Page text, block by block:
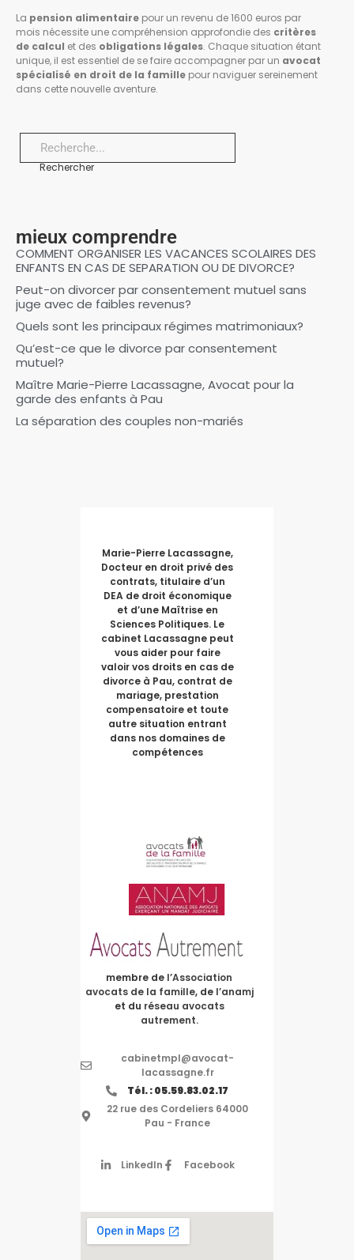
La pension alimentaire pour un revenu de 1600 euros par
mois nécessite une compréhension approfondie des critères
de calcul et des obligations légales. Chaque situation étant
unique, il est essentiel de se faire accompagner par un avocat
spécialisé en droit de la famille pour naviguer sereinement
dans cette nouvelle aventure.
Rechercher
mieux comprendre
COMMENT ORGANISER LES VACANCES SCOLAIRES DES
ENFANTS EN CAS DE SEPARATION OU DE DIVORCE?
Peut-on divorcer par consentement mutuel sans
juge avec de faibles revenus?
Quels sont les principaux régimes matrimoniaux?
Qu’est-ce que le divorce par consentement
mutuel?
Maître Marie-Pierre Lacassagne, Avocat pour la
garde des enfants à Pau
La séparation des couples non-mariés
Marie-Pierre Lacassagne,
Docteur en droit privé des
contrats, titulaire d’un
DEA de droit économique
et d’une Maîtrise en
Sciences Politiques. Le
cabinet Lacassagne peut
vous aider pour faire
valoir vos droits en cas de
divorce à Pau, contrat de
mariage, prestation
compensatoire et toute
autre situation entrant
dans nos domaines de
compétences
membre de l’Association
avocats de la famille, de l’anamj
et du réseau avocats
autrement.
cabinetmpl@avocat-
lacassagne.fr
Tél. : 05.59.83.02.17
22 rue des Cordeliers 64000
Pau - France
LinkedIn Facebook